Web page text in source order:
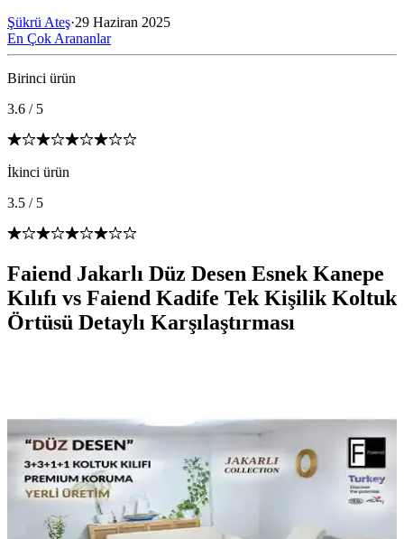
Şükrü Ateş·29 Haziran 2025
En Çok Arananlar
Birinci ürün
3.6 / 5
İkinci ürün
3.5 / 5
Faiend Jakarlı Düz Desen Esnek Kanepe
Kılıfı vs Faiend Kadife Tek Kişilik Koltuk
Örtüsü Detaylı Karşılaştırması